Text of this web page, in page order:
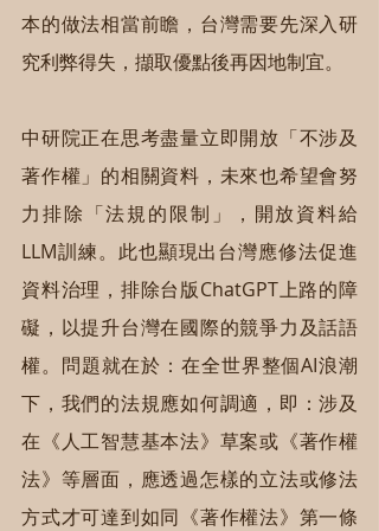
本的做法相當前瞻，台灣需要先深入研
究利弊得失，擷取優點後再因地制宜。
中研院正在思考盡量立即開放「不涉及
著作權」的相關資料，未來也希望會努
力排除「法規的限制」，開放資料給
LLM訓練。此也顯現出台灣應修法促進
資料治理，排除台版ChatGPT上路的障
礙，以提升台灣在國際的競爭力及話語
權。問題就在於：在全世界整個AI浪潮
下，我們的法規應如何調適，即：涉及
在《人工智慧基本法》草案或《著作權
法》等層面，應透過怎樣的立法或修法
方式才可達到如同《著作權法》第一條